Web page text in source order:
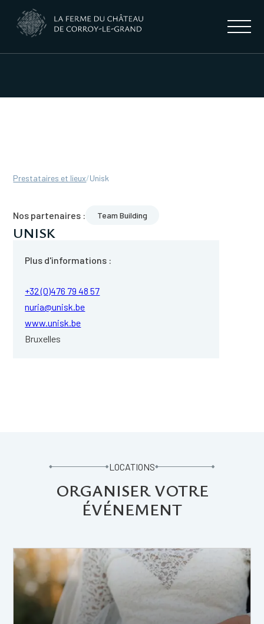
Prestataires et lieux/Unisk
Nos partenaires : Team Building
UNISK
Plus d'informations :
+32 (0)476 79 48 57
nuria@unisk.be
www.unisk.be
Bruxelles
LOCATIONS
ORGANISER VOTRE
ÉVÉNEMENT